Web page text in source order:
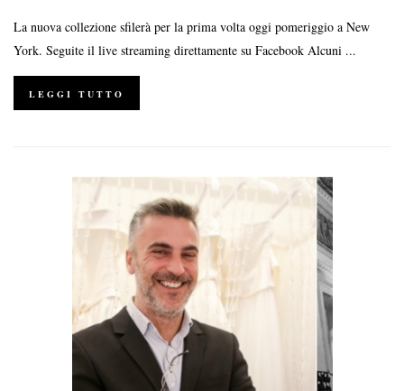
La nuova collezione sfilerà per la prima volta oggi pomeriggio a New
York. Seguite il live streaming direttamente su Facebook Alcuni ...
LEGGI TUTTO